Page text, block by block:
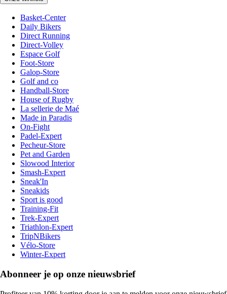
Basket-Center
Daily Bikers
Direct Running
Direct-Volley
Espace Golf
Foot-Store
Galop-Store
Golf and co
Handball-Store
House of Rugby
La sellerie de Maé
Made in Paradis
On-Fight
Padel-Expert
Pecheur-Store
Pet and Garden
Slowood Interior
Smash-Expert
Sneak'In
Sneakids
Sport is good
Training-Fit
Trek-Expert
Triathlon-Expert
TripNBikers
Vélo-Store
Winter-Expert
Abonneer je op onze nieuwsbrief